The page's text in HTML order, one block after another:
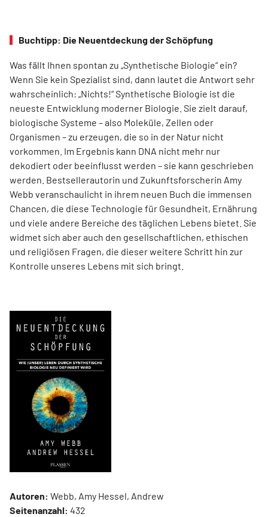
Buchtipp: Die Neuentdeckung der Schöpfung
Was fällt Ihnen spontan zu „Synthetische Biologie“ ein?
Wenn Sie kein Spezia­list sind, dann lautet die Antwort sehr
wahrscheinlich: „Nichts!“ Synthetische Biologie ist die
neueste Entwicklung moderner Biologie. Sie zielt darauf,
biologische Systeme – also Moleküle, Zellen oder
Organismen – zu erzeugen, die so in der Natur nicht
vorkommen. Im Ergebnis kann DNA nicht mehr nur
dekodiert oder beeinflusst werden – sie kann geschrieben
werden. Best­sellerautorin und Zukunftsforscherin Amy
Webb veranschaulicht in ihrem neuen Buch die immensen
Chancen, die diese Technologie für Gesundheit, Ernährung
und viele andere Bereiche des täglichen Lebens bietet. Sie
widmet sich aber auch den gesellschaftlichen, ethischen
und religiösen Fragen, die dieser weitere Schritt hin zur
Kontrolle unseres Lebens mit sich bringt.
Autoren: Webb, Amy Hessel, Andrew
Seitenanzahl: 432